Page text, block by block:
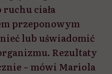
ciała
przeponowym
lub uświadomić
Rezultaty
– mówi Mariola